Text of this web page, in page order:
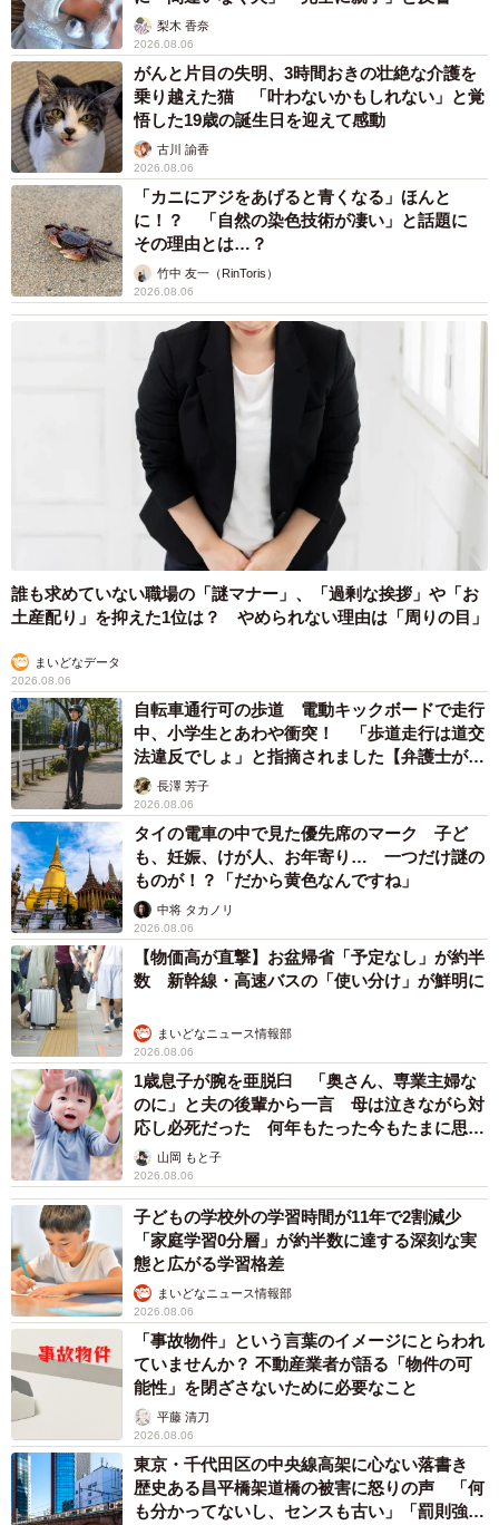
梨木 香奈
2026.08.06
がんと片目の失明、3時間おきの壮絶な介護を
乗り越えた猫 「叶わないかもしれない」と覚
悟した19歳の誕生日を迎えて感動
古川 諭香
2026.08.06
「カニにアジをあげると青くなる」ほんと
に！？ 「自然の染色技術が凄い」と話題に
その理由とは…？
竹中 友一（RinToris）
2026.08.06
誰も求めていない職場の「謎マナー」、「過剰な挨拶」や「お
土産配り」を抑えた1位は？ やめられない理由は「周りの目」
まいどなデータ
2026.08.06
自転車通行可の歩道 電動キックボードで走行
中、小学生とあわや衝突！ 「歩道走行は道交
法違反でしょ」と指摘されました【弁護士が解
説】長澤 芳子
2026.08.06
タイの電車の中で見た優先席のマーク 子ど
も、妊娠、けが人、お年寄り… 一つだけ謎の
ものが！？「だから黄色なんですね」
中将 タカノリ
2026.08.06
【物価高が直撃】お盆帰省「予定なし」が約半
数 新幹線・高速バスの「使い分け」が鮮明に
まいどなニュース情報部
2026.08.06
1歳息子が腕を亜脱臼 「奥さん、専業主婦な
のに」と夫の後輩から一言 母は泣きながら対
応し必死だった 何年もたった今もたまに思い
出し…山岡 もと子
2026.08.06
子どもの学校外の学習時間が11年で2割減少
「家庭学習0分層」が約半数に達する深刻な実
態と広がる学習格差
まいどなニュース情報部
2026.08.06
「事故物件」という言葉のイメージにとらわれ
ていませんか？ 不動産業者が語る「物件の可
能性」を閉ざさないために必要なこと
平藤 清刀
2026.08.06
東京・千代田区の中央線高架に心ない落書き
歴史ある昌平橋架道橋の被害に怒りの声 「何
も分かってないし、センスも古い」「罰則強化